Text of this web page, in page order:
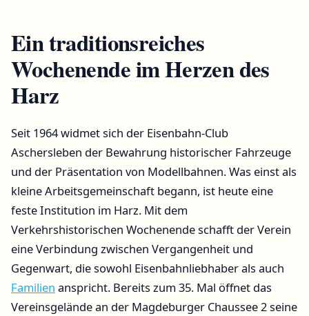
Ein traditionsreiches
Wochenende im Herzen des
Harz
Seit 1964 widmet sich der Eisenbahn-Club
Aschersleben der Bewahrung historischer Fahrzeuge
und der Präsentation von Modellbahnen. Was einst als
kleine Arbeitsgemeinschaft begann, ist heute eine
feste Institution im Harz. Mit dem
Verkehrshistorischen Wochenende schafft der Verein
eine Verbindung zwischen Vergangenheit und
Gegenwart, die sowohl Eisenbahnliebhaber als auch
Familien anspricht. Bereits zum 35. Mal öffnet das
Vereinsgelände an der Magdeburger Chaussee 2 seine